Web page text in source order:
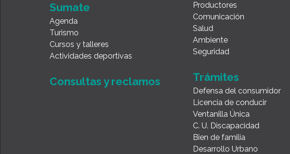
Sumate
Agenda
Turismo
Cursos y talleres
Actividades deportivas
Consultas y reclamos
Productores
Comunicación
Salud
Ambiente
Seguridad
Trámites
Defensa del consumidor
Licencia de conducir
Ventanilla Única
C. U. Discapacidad
Bien de familia
Desarrollo Urbano